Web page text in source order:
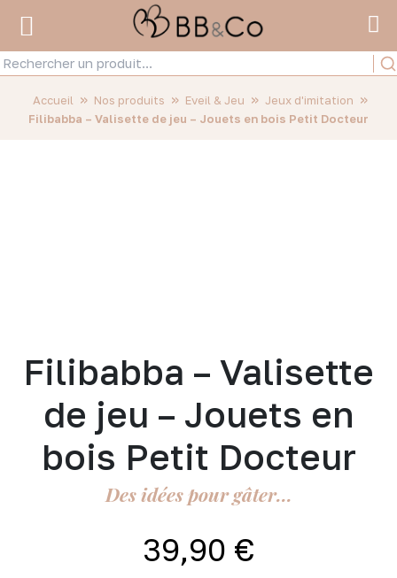
Accueil » Nos produits » Eveil & Jeu » Jeux d'imitation »
Filibabba – Valisette de jeu – Jouets en bois Petit Docteur
Filibabba – Valisette
de jeu – Jouets en
bois Petit Docteur
Des idées pour gâter...
39,90 €